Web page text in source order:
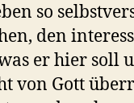
so
den
er hier soll
von Gott